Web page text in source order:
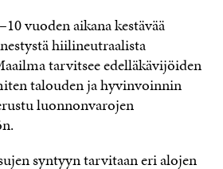
vuoden aikana kestävää
hiilineutraalista
tarvitsee edelläkävijöiden
talouden ja hyvinvoinnin
luonnonvarojen
syntyyn tarvitaan eri alojen